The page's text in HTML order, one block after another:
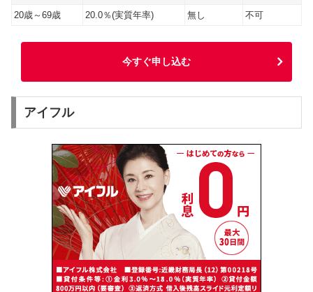
20歳～69歳 20.0％(実質年率) 無し 不可
今すぐ申し込む
アイフル